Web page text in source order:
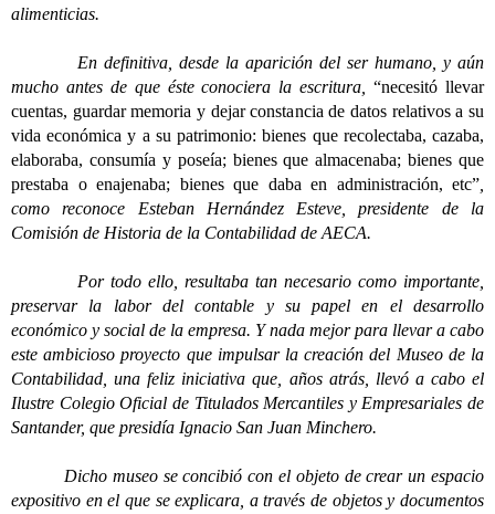
alimenticias.
En definitiva, desde la aparición del ser humano, y aún
mucho antes de que éste conociera la escritura,“necesitó llevar
cuentas, guardar memoria y dejar constancia de datos relativos a su
vida económica y a su patrimonio: bienes que recolectaba, cazaba,
elaboraba, consumía y poseía; bienes que almacenaba; bienes que
prestaba o enajenaba; bienes que daba en administración, etc”
como reconoce Esteban Hernández Esteve, presidente de la
Comisión de Historia de la Contabilidad de AECA.
Por todo ello, resultaba tan necesario como importante,
preservar la labor del contable y su papel en el desarrollo
económico y social de la empresa. Y nada mejor para llevar a cabo
este ambicioso proyecto que impulsar la creación del Museo de la
Contabilidad, una feliz iniciativa que, años atrás, llevó a cabo el
Ilustre Colegio Oficial de Titulados Mercantiles y Empresariales de
Santander, que presidía Ignacio San Juan Minchero.
Dicho museo se concibió con el objeto de crear un espacio
expositivo en el que se explicara, a través de objetos y documentos